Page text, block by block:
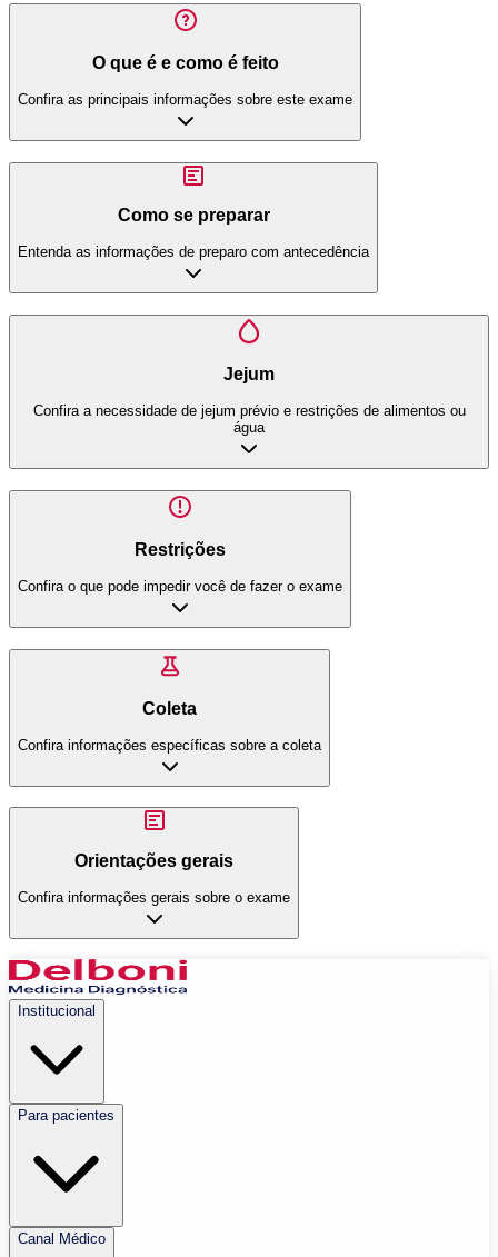
O que é e como é feito
Confira as principais informações sobre este exame
Como se preparar
Entenda as informações de preparo com antecedência
Jejum
Confira a necessidade de jejum prévio e restrições de alimentos ou
água
Restrições
Confira o que pode impedir você de fazer o exame
Coleta
Confira informações específicas sobre a coleta
Orientações gerais
Confira informações gerais sobre o exame
Institucional
Para pacientes
Canal Médico